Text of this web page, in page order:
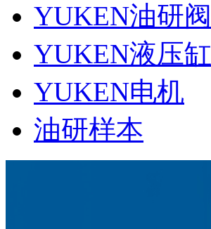
YUKEN油研阀
YUKEN液压缸
YUKEN电机
油研样本